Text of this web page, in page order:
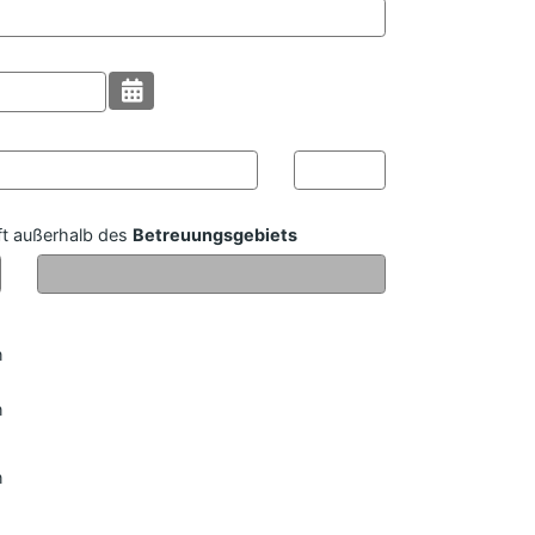
außerhalb des Betreuungsgebiets